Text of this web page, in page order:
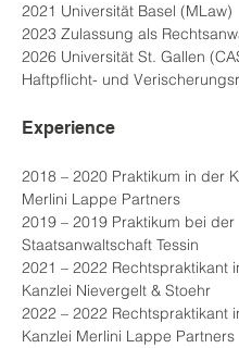
2021 Universität Basel (MLaw)
2023 Zulassung als
2026 Universität St. Gallen
Haftpflicht- und
Experience
2018 – 2020 Praktikum in der
Merlini Lappe Partners
2019 – 2019 Praktikum bei der
Staatsanwaltschaft Tessin
2021 – 2022 Rechtspraktikant
Kanzlei Nievergelt & Stoehr
2022 – 2022 Rechtspraktikant
Kanzlei Merlini Lappe Partners